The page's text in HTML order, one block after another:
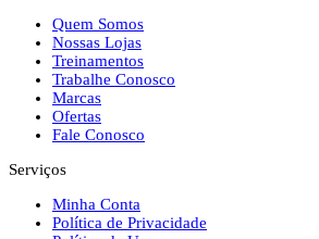
Quem Somos
Nossas Lojas
Treinamentos
Trabalhe Conosco
Marcas
Ofertas
Fale Conosco
Serviços
Minha Conta
Política de Privacidade